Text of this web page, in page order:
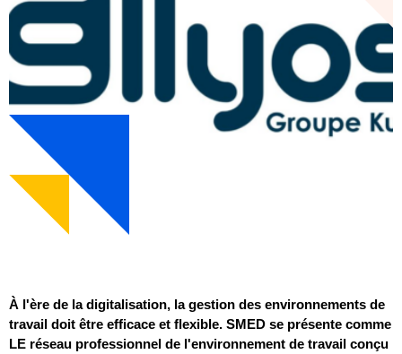
À l'ère de la digitalisation, la gestion des environnements de
travail doit être efficace et flexible. SMED se présente comme
LE réseau professionnel de l'environnement de travail conçu